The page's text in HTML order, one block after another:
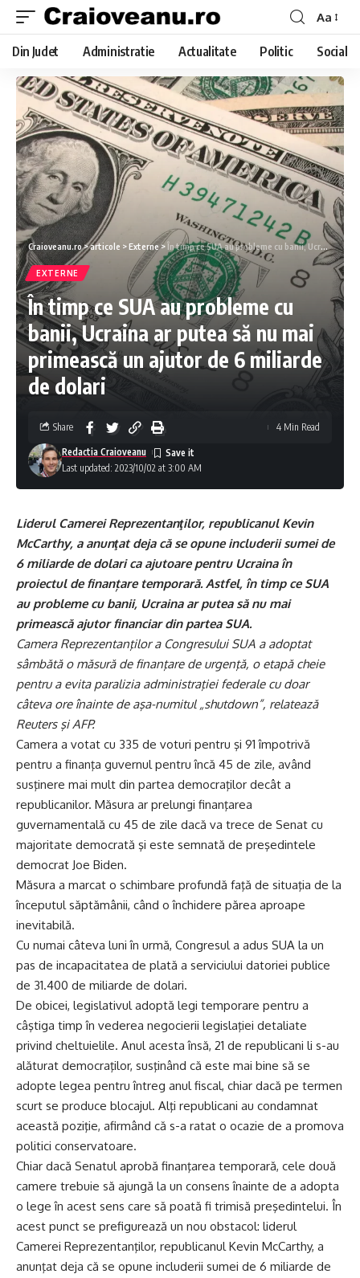
Aa
Din Judet Administratie Actualitate Politic Social
Craioveanu.ro>articole >Externe>În timp ce SUA au probleme cu banii, Ucraina ar putea să nu mai primească un ajutor de 6 miliarde de dolari
EXTERNE
În timp ce SUA au probleme cu
banii, Ucraina ar putea să nu mai
primească un ajutor de 6 miliarde
de dolari
Last updated: 2023/10/02 at 3:00 AM
Redactia Craioveanu
Share 4 Min Read
Liderul Camerei Reprezentanţilor, republicanul Kevin
McCarthy, a anunţat deja că se opune includerii sumei de
6 miliarde de dolari ca ajutoare pentru Ucraina în
proiectul de finanțare temporară. Astfel, în timp ce SUA
au probleme cu banii, Ucraina ar putea să nu mai
primească ajutor financiar din partea SUA.
Camera Reprezentanţilor a Congresului SUA a adoptat
sâmbătă o măsură de finanţare de urgenţă, o etapă cheie
pentru a evita paralizia administraţiei federale cu doar
câteva ore înainte de aşa-numitul „shutdown”, relatează
Reuters şi AFP.
Camera a votat cu 335 de voturi pentru şi 91 împotrivă
pentru a finanţa guvernul pentru încă 45 de zile, având
susţinere mai mult din partea democraţilor decât a
republicanilor. Măsura ar prelungi finanţarea
guvernamentală cu 45 de zile dacă va trece de Senat cu
majoritate democrată şi este semnată de preşedintele
democrat Joe Biden.
Măsura a marcat o schimbare profundă faţă de situaţia de la
începutul săptămânii, când o închidere părea aproape
inevitabilă.
Cu numai câteva luni în urmă, Congresul a adus SUA la un
pas de incapacitatea de plată a serviciului datoriei publice
de 31.400 de miliarde de dolari.
De obicei, legislativul adoptă legi temporare pentru a
câştiga timp în vederea negocierii legislaţiei detaliate
privind cheltuielile. Anul acesta însă, 21 de republicani li s-au
alăturat democraţilor, susţinând că este mai bine să se
adopte legea pentru întreg anul fiscal, chiar dacă pe termen
scurt se produce blocajul. Alţi republicani au condamnat
această poziţie, afirmând că s-a ratat o ocazie de a promova
politici conservatoare.
Chiar dacă Senatul aprobă finanţarea temporară, cele două
camere trebuie să ajungă la un consens înainte de a adopta
o lege în acest sens care să poată fi trimisă preşedintelui. În
acest punct se prefigurează un nou obstacol: liderul
Camerei Reprezentanţilor, republicanul Kevin McCarthy, a
anunţat deja că se opune includerii sumei de 6 miliarde de